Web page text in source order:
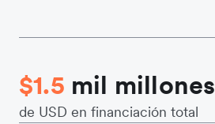
$1.5 mil millones
de USD en financiación total